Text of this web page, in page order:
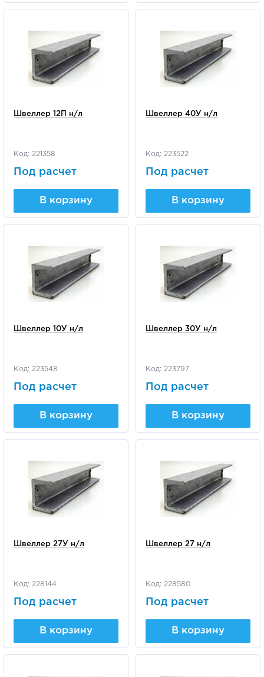
Швеллер 12П н/л
Код: 221358
Под расчет
В корзину
Швеллер 40У н/л
Код: 223522
Под расчет
В корзину
Швеллер 10У н/л
Код: 223548
Под расчет
В корзину
Швеллер 30У н/л
Код: 223797
Под расчет
В корзину
Швеллер 27У н/л
Код: 228144
Под расчет
В корзину
Швеллер 27 н/л
Код: 228580
Под расчет
В корзину